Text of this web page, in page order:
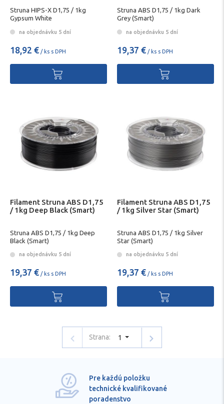
Struna HIPS-X D1,75 / 1kg
Gypsum White
na objednávku 5 dní
18,92 € / ks s DPH
Struna ABS D1,75 / 1kg Dark
Grey (Smart)
na objednávku 5 dní
19,37 € / ks s DPH
Filament Struna ABS D1,75
/ 1kg Deep Black (Smart)
Struna ABS D1,75 / 1kg Deep
Black (Smart)
na objednávku 5 dní
19,37 € / ks s DPH
Filament Struna ABS D1,75
/ 1kg Silver Star (Smart)
Struna ABS D1,75 / 1kg Silver
Star (Smart)
na objednávku 5 dní
19,37 € / ks s DPH
Strana: 1
Pre každú položku
technické kvalifikované
poradenstvo